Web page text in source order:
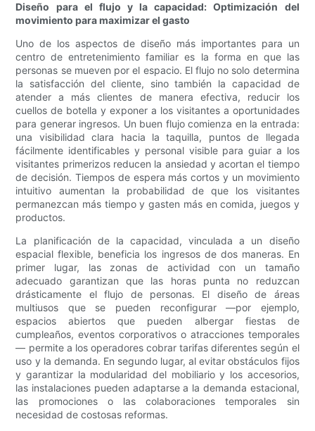
Diseño para el flujo y la capacidad: Optimización del
movimiento para maximizar el gasto
Uno de los aspectos de diseño más importantes para un
centro de entretenimiento familiar es la forma en que las
personas se mueven por el espacio. El flujo no solo determina
la satisfacción del cliente, sino también la capacidad de
atender a más clientes de manera efectiva, reducir los
cuellos de botella y exponer a los visitantes a oportunidades
para generar ingresos. Un buen flujo comienza en la entrada:
una visibilidad clara hacia la taquilla, puntos de llegada
fácilmente identificables y personal visible para guiar a los
visitantes primerizos reducen la ansiedad y acortan el tiempo
de decisión. Tiempos de espera más cortos y un movimiento
intuitivo aumentan la probabilidad de que los visitantes
permanezcan más tiempo y gasten más en comida, juegos y
productos.
La planificación de la capacidad, vinculada a un diseño
espacial flexible, beneficia los ingresos de dos maneras. En
primer lugar, las zonas de actividad con un tamaño
adecuado garantizan que las horas punta no reduzcan
drásticamente el flujo de personas. El diseño de áreas
multiusos que se pueden reconfigurar —por ejemplo,
espacios abiertos que pueden albergar fiestas de
cumpleaños, eventos corporativos o atracciones temporales
— permite a los operadores cobrar tarifas diferentes según el
uso y la demanda. En segundo lugar, al evitar obstáculos fijos
y garantizar la modularidad del mobiliario y los accesorios,
las instalaciones pueden adaptarse a la demanda estacional,
las promociones o las colaboraciones temporales sin
necesidad de costosas reformas.